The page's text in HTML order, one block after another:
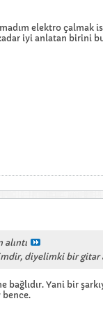
elektro
iyi anlatan birini
diyelimki bir gitar
bağlıdır. Yani bir
bence.